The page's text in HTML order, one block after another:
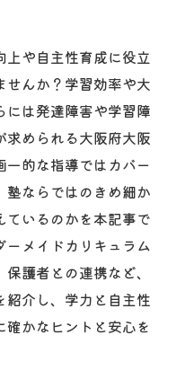
上や自主性育成に役立
せんか？学習効率や大
には発達障害や学習障
求められる大阪府大阪
的な指導ではカバー
塾ならではのきめ細か
ているのかを本記事で
ーメイドカリキュラム
護者との連携など、
紹介し、学力と自主性
かなヒントと安心を